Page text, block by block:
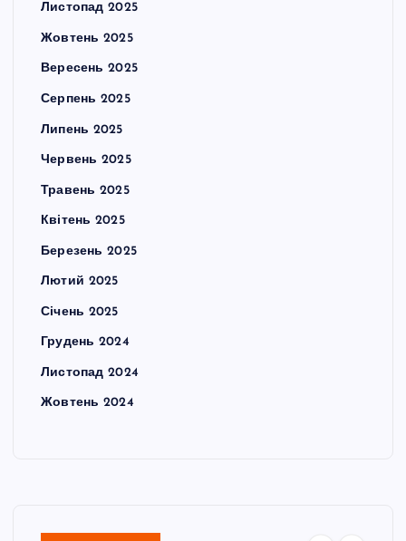
Листопад 2025
Жовтень 2025
Вересень 2025
Серпень 2025
Липень 2025
Червень 2025
Травень 2025
Квітень 2025
Березень 2025
Лютий 2025
Січень 2025
Грудень 2024
Листопад 2024
Жовтень 2024